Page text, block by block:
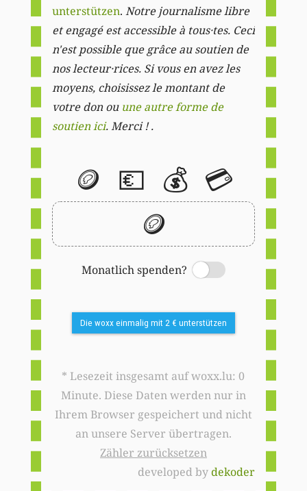
unterstützen. Notre journalisme libre
et engagé est accessible à tous·tes. Ceci
n'est possible que grâce au soutien de
nos lecteur·rices. Si vous en avez les
moyens, choisissez le montant de
votre don ou une autre forme de
soutien ici. Merci ! .
🪙 💶 💰 💳
🪙
Monatlich spenden?
Switch
Die woxx einmalig mit 2 € unterstützen
* Lesezeit insgesamt auf woxx.lu: 0
Minute. Diese Daten werden nur in
Ihrem Browser gespeichert und nicht
an unsere Server übertragen.
Zähler zurücksetzen
developed bydekoder